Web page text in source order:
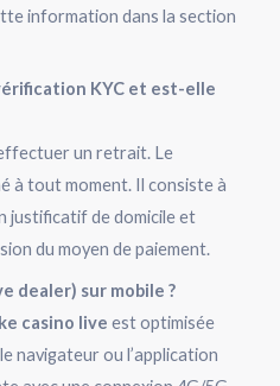
information dans la section
KYC et est-elle
un retrait. Le
à tout moment. Il consiste à
justificatif de domicile et
du moyen de paiement.
dealer) sur mobile ?
casino live est optimisée
navigateur ou l’application